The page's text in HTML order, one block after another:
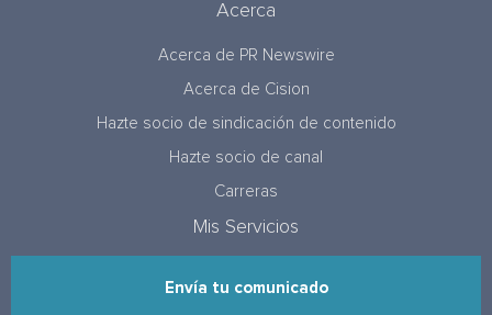
Acerca
Acerca de PR Newswire
Acerca de Cision
Hazte socio de sindicación de contenido
Hazte socio de canal
Carreras
Mis Servicios
Envía tu comunicado